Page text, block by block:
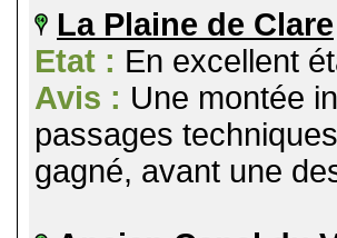
La Plaine de Clare
Etat : En excellent
Avis : Une montée
passages
gagné, avant une